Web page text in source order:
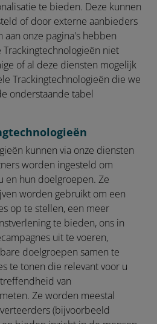
te bieden. Deze kunnen
of door externe aanbieders
onze pagina's hebben
Trackingtechnologieën niet
of al deze diensten mogelijk
Trackingtechnologieën die we
onderstaande tabel
kunnen via onze diensten
worden ingesteld om
en hun doelgroepen. Ze
worden gebruikt om een
op te stellen, een meer
te bieden, ons in
uit te voeren,
doelgroepen samen te
te tonen die relevant voor u
van
Ze worden meestal
(bijvoorbeeld